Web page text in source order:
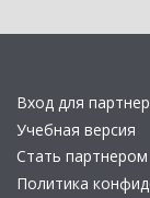
Вход для
Учебная версия
Стать партнером
Политика